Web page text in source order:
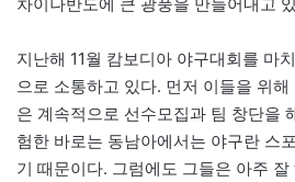
지난해 11월 캄보디아 야구대회를 마
으로 소통하고 있다. 먼저 이들을 위
은 계속적으로 선수모집과 팀 창단을
험한 바로는 동남아에서는 야구란 스
기 때문이다. 그럼에도 그들은 아주 잘